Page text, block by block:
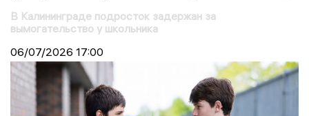
В Калининграде подросток задержан за
вымогательство у школьника
06/07/2026 17:00